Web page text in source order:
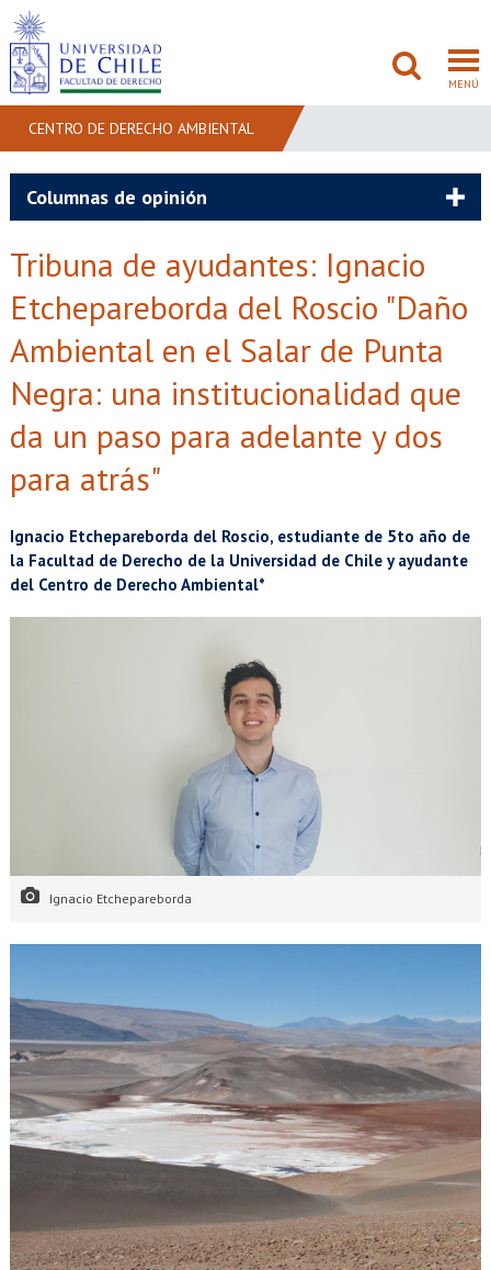
MENÚ
FACULTAD
POSTGRADO
ADMISIÓN
INVESTIGACIÓN
BIBLIOTECAS
Académicos Estudiantes
Egresados
CENTRO DE DERECHO AMBIENTAL
Columnas de opinión
Tribuna de ayudantes: Ignacio
Etchepareborda del Roscio "Daño
Ambiental en el Salar de Punta
Negra: una institucionalidad que
da un paso para adelante y dos
para atrás"
Ignacio Etchepareborda del Roscio, estudiante de 5to año de
la Facultad de Derecho de la Universidad de Chile y ayudante
del Centro de Derecho Ambiental*
Ignacio Etchepareborda